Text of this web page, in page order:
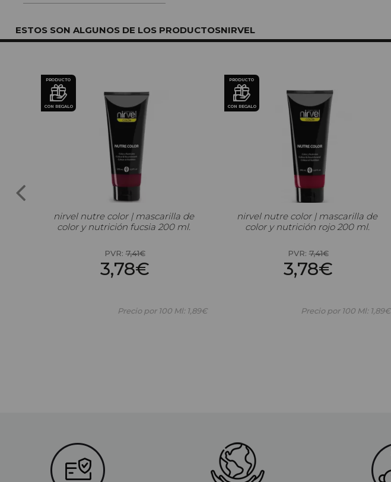
ESTOS SON ALGUNOS DE LOS PRODUCTOSNIRVEL
PRODUCTO
CON REGALO
nirvel nutre color | mascarilla de
color y nutrición fucsia 200 ml.
PVR:7,41€
3,78€
Precio por 100 Ml: 1,89€
PRODUCTO
CON REGALO
nirvel nutre color | mascarilla de
color y nutrición rojo 200 ml.
PVR:7,41€
3,78€
Precio por 100 Ml: 1,89€